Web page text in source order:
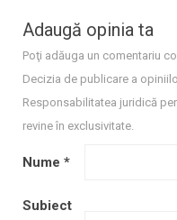
Adaugă opinia ta
Poţi adăuga un comentariu
Decizia de publicare a
Responsabilitatea juridică
revine în exclusivitate.
Nume *
Subiect